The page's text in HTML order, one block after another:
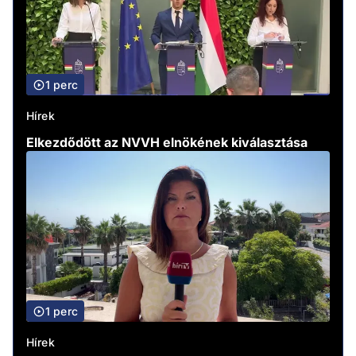
1 perc
Hírek
Elkezdődött az NVVH elnökének kiválasztása
1 perc
Hírek